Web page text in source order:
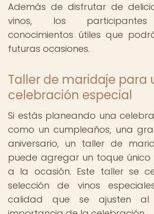
Además de disfrutar de
vinos, los participantes
conocimientos útiles que
futuras ocasiones.
Taller de maridaje para
celebración especial
Si estás planeando una
como un cumpleaños, una
aniversario, un taller de
puede agregar un toque único
a la ocasión. Este taller se
selección de vinos
calidad que se ajusten